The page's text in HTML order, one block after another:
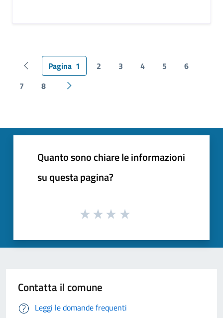
Pagina precedente
Pagina 1 2 3 4 5
6
7
8 Pagina successiva
Quanto sono chiare le informazioni
su questa pagina?
Contatta il comune
Leggi le domande frequenti